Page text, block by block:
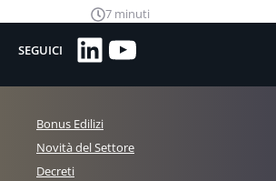
7 minuti
SEGUICI LinkedIn
YouTube
Bonus Edilizi
Novità del Settore
Decreti